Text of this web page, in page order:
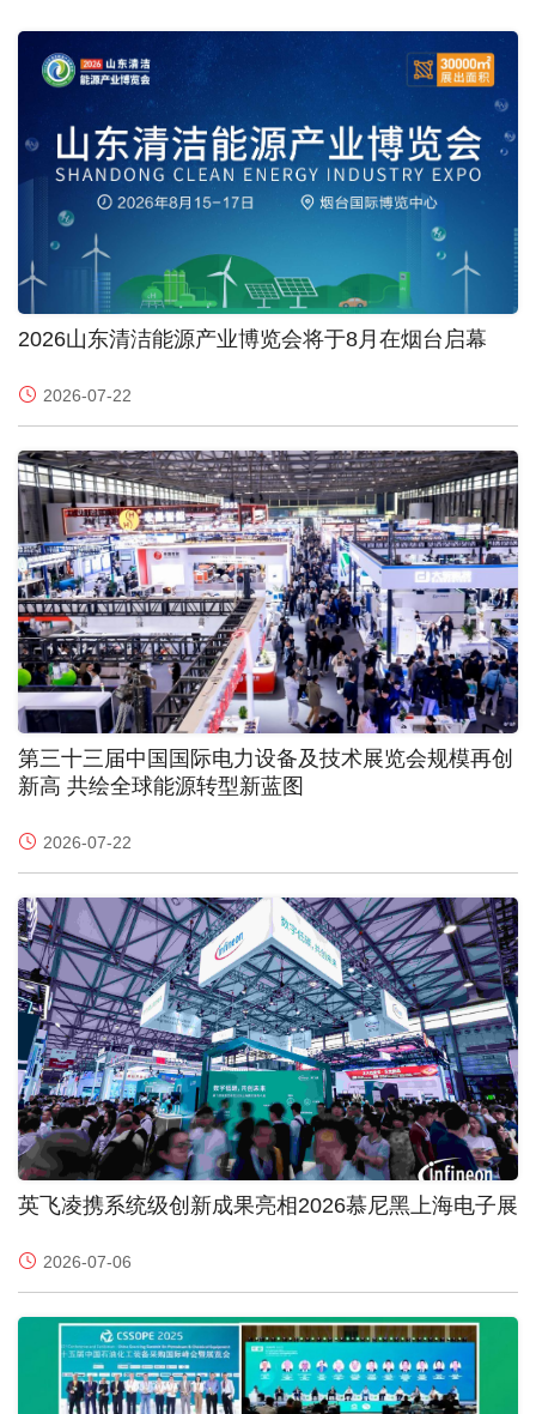
2026山东清洁能源产业博览会将于8月在烟台启幕
2026-07-22
第三十三届中国国际电力设备及技术展览会规模再创
新高 共绘全球能源转型新蓝图
2026-07-22
英飞凌携系统级创新成果亮相2026慕尼黑上海电子展
2026-07-06